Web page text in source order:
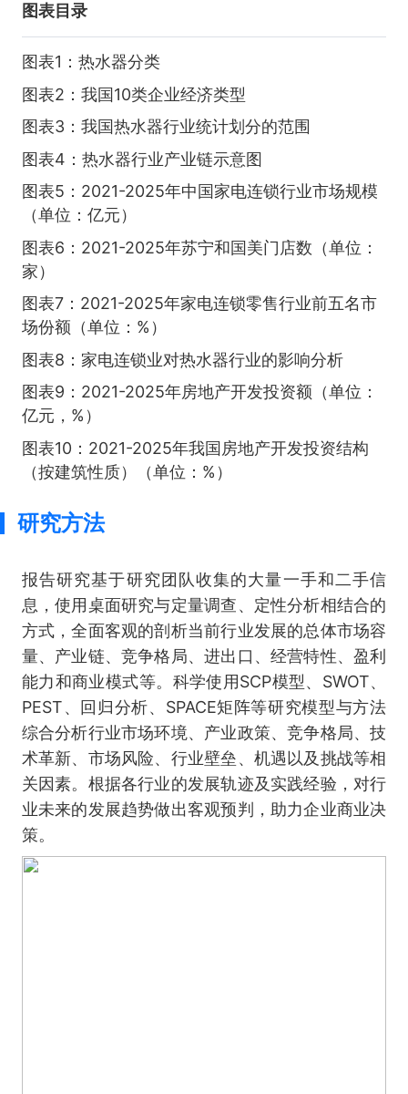
图表目录
图表1：热水器分类
图表2：我国10类企业经济类型
图表3：我国热水器行业统计划分的范围
图表4：热水器行业产业链示意图
图表5：2021-2025年中国家电连锁行业市场规模
（单位：亿元）
图表6：2021-2025年苏宁和国美门店数（单位：
家）
图表7：2021-2025年家电连锁零售行业前五名市
场份额（单位：%）
图表8：家电连锁业对热水器行业的影响分析
图表9：2021-2025年房地产开发投资额（单位：
亿元，%）
图表10：2021-2025年我国房地产开发投资结构
（按建筑性质）（单位：%）
研究方法
报告研究基于研究团队收集的大量一手和二手信
息，使用桌面研究与定量调查、定性分析相结合的
方式，全面客观的剖析当前行业发展的总体市场容
量、产业链、竞争格局、进出口、经营特性、盈利
能力和商业模式等。科学使用SCP模型、SWOT、
PEST、回归分析、SPACE矩阵等研究模型与方法
综合分析行业市场环境、产业政策、竞争格局、技
术革新、市场风险、行业壁垒、机遇以及挑战等相
关因素。根据各行业的发展轨迹及实践经验，对行
业未来的发展趋势做出客观预判，助力企业商业决
策。